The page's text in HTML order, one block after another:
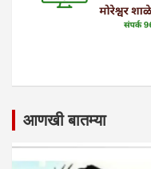
आणखी बातम्या